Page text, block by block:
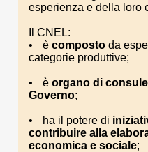
esperienza e della loro
Il CNEL:
è composto da
categorie produttive;
è organo di
Governo;
ha il potere di
contribuire alla
economica e sociale;